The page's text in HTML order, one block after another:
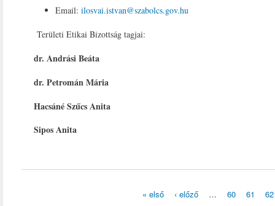
Email: ilosvai.istvan@szabolcs.gov.hu
Területi Etikai Bizottság tagjai:
dr. Andrási Beáta
dr. Petromán Mária
Hacsáné Szűcs Anita
Sipos Anita
« első ‹ előző … 60 61 62